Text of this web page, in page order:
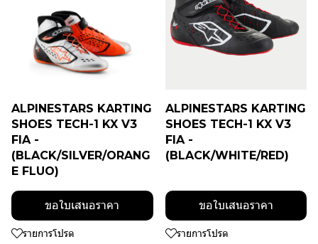
ALPINESTARS KARTING
SHOES TECH-1 KX V3
FIA -
(BLACK/SILVER/ORANG
E FLUO)
ขอใบเสนอราคา
รายการโปรด
ALPINESTARS KARTING
SHOES TECH-1 KX V3
FIA -
(BLACK/WHITE/RED)
ขอใบเสนอราคา
รายการโปรด